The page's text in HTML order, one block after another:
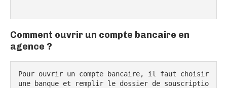
Comment ouvrir un compte bancaire en
agence ?
Pour ouvrir un compte bancaire, il faut choisir
une banque et remplir le dossier de souscriptio